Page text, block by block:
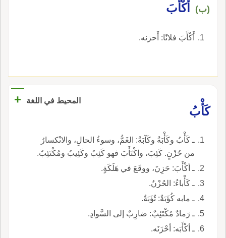
(ب) أَكْأَبَ
أَكْأَبَ فلانًا: أَحزنه.
المحيط في اللغة
+
كَأْبُ
ـ كَأْبُ وكَأْبَةُ وكَآبَةُ: الغَمُّ، وسوءُ الحالِ، والانْكسارُ
من حُزْنٍ. كَئِبَ، واكْتَأَبَ فهو كَئِبٌ وكَئِيبٌ ومُكْتَئِبٌ.
ـ أكْأَبَ: حَزِنَ، ووقَعَ في هَلَكَةٍ.
ـ كَأْباءُ: الحُزْنُ.
ـ مابه كُؤَبَةٌ: تُؤَبَةٌ.
ـ رَمادٌ مُكْتَئِبٌ: ضارِبٌ إلى السَّوادِ.
ـ أكْأَبَه: أحْزَنَه.